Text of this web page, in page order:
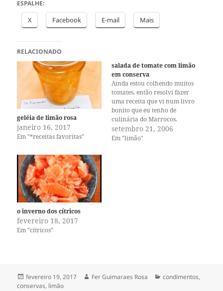
ESPALHE:
X Facebook E-mail Mais
RELACIONADO
geléia de limão rosa
janeiro 16, 2017
Em "*receitas favoritas"
salada de tomate com limão
em conserva
Ainda estou colhendo muitos
tomates, então resolvi fazer
uma receita que vi num livro
bonito que eu tenho de
culinária do Marrocos.
Gostei da idéia de misturar o
tomate com o limão em
setembro 21, 2006
Em "limão"
o inverno dos cítricos
fevereiro 18, 2017
Em "cítricos"
Publicado
em
fevereiro 19, 2017 Autor
Fer Guimaraes Rosa Categorias
condimentos,
conservas, limão